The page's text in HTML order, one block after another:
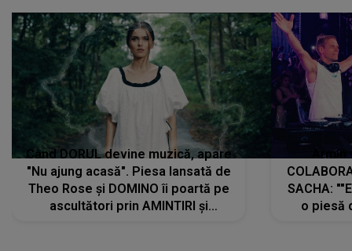
Când DORUL devine muzică, apare
"Nu ajung acasă". Piesa lansată de
Theo Rose și DOMINO îi poartă pe
ascultători prin AMINTIRI și
SACHA:
o piesă